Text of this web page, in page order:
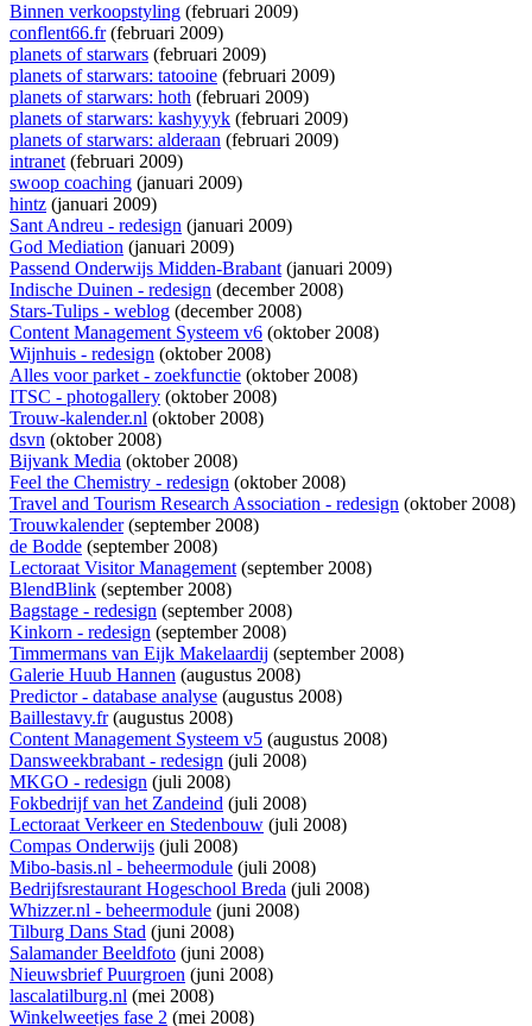
Binnen verkoopstyling (februari 2009)
conflent66.fr(februari 2009)
planets of starwars (februari 2009)
planets of starwars: tatooine (februari 2009)
planets of starwars: hoth (februari 2009)
planets of starwars: kashyyyk (februari 2009)
planets of starwars: alderaan (februari 2009)
intranet(februari 2009)
swoop coaching (januari 2009)
hintz (januari 2009)
Sant Andreu - redesign (januari 2009)
God Mediation (januari 2009)
Passend Onderwijs Midden-Brabant(januari 2009)
Indische Duinen - redesign (december 2008)
Stars-Tulips - weblog (december 2008)
Content Management Systeem v6 (oktober 2008)
Wijnhuis - redesign (oktober 2008)
Alles voor parket - zoekfunctie (oktober 2008)
ITSC - photogallery (oktober 2008)
Trouw-kalender.nl (oktober 2008)
dsvn (oktober 2008)
Bijvank Media (oktober 2008)
Feel the Chemistry - redesign (oktober 2008)
Travel and Tourism Research Association - redesign (oktober 2008)
Trouwkalender(september 2008)
de Bodde (september 2008)
Lectoraat Visitor Management(september 2008)
BlendBlink (september 2008)
Bagstage - redesign (september 2008)
Kinkorn - redesign (september 2008)
Timmermans van Eijk Makelaardij (september 2008)
Galerie Huub Hannen (augustus 2008)
Predictor - database analyse (augustus 2008)
Baillestavy.fr(augustus 2008)
Content Management Systeem v5 (augustus 2008)
Dansweekbrabant - redesign (juli 2008)
MKGO - redesign (juli 2008)
Fokbedrijf van het Zandeind (juli 2008)
Lectoraat Verkeer en Stedenbouw (juli 2008)
Compas Onderwijs (juli 2008)
Mibo-basis.nl - beheermodule (juli 2008)
Bedrijfsrestaurant Hogeschool Breda (juli 2008)
Whizzer.nl - beheermodule (juni 2008)
Tilburg Dans Stad (juni 2008)
Salamander Beeldfoto (juni 2008)
Nieuwsbrief Puurgroen (juni 2008)
lascalatilburg.nl (mei 2008)
Winkelweetjes fase 2 (mei 2008)